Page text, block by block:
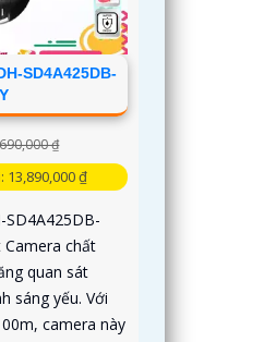
SD4A425DB-
₫
13,890,000 ₫
SD4A425DB-
Camera chất
quan sát
sáng yếu. Với
camera này